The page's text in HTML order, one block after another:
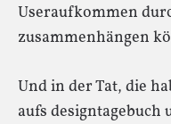
Useraufkommen
zusammenhängen
Und in der Tat, die
aufs